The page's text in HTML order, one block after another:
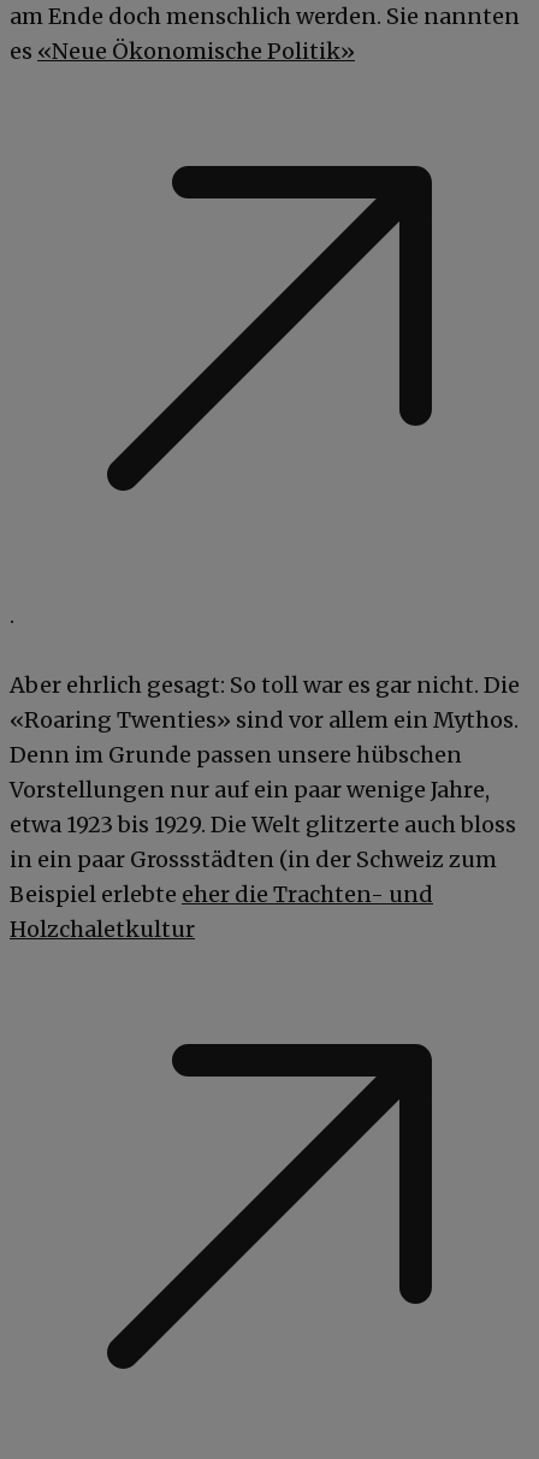
am Ende doch menschlich werden. Sie nannten
es «Neue Ökonomische Politik»
.
Aber ehrlich gesagt: So toll war es gar nicht. Die
«Roaring Twenties» sind vor allem ein Mythos.
Denn im Grunde passen unsere hübschen
Vorstellungen nur auf ein paar wenige Jahre,
etwa 1923 bis 1929. Die Welt glitzerte auch bloss
in ein paar Grossstädten (in der Schweiz zum
Beispiel erlebte eher die Trachten- und
Holzchaletkultur